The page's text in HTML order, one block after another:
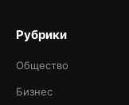
Рубрики
Общество
Бизнес